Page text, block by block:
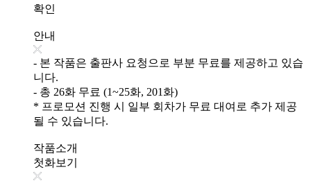
확인
안내
- 본 작품은 출판사 요청으로 부분 무료를 제공하고 있습
니다.
- 총 26화 무료 (1~25화, 201화)
* 프로모션 진행 시 일부 회차가 무료 대여로 추가 제공
될 수 있습니다.
작품소개
첫화보기